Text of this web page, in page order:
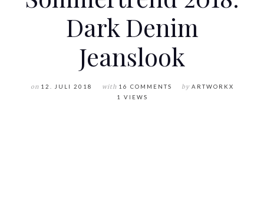
Dark Denim
Jeanslook
on 12. JULI 2018 with 16 COMMENTS by ARTWORKX
1 VIEWS